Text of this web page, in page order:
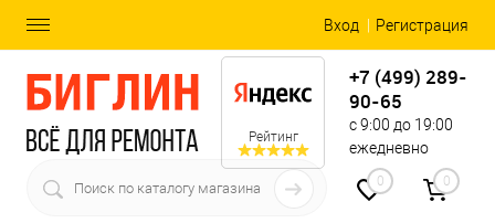
Вход Регистрация
Рейтинг
+7 (499) 289-
90-65
с 9:00 до 19:00
ежедневно
0 0